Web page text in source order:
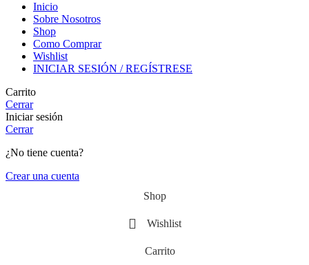
Inicio
Sobre Nosotros
Shop
Como Comprar
Wishlist
INICIAR SESIÓN / REGÍSTRESE
Carrito
Cerrar
Iniciar sesión
Cerrar
¿No tiene cuenta?
Crear una cuenta
Shop
Wishlist
Carrito